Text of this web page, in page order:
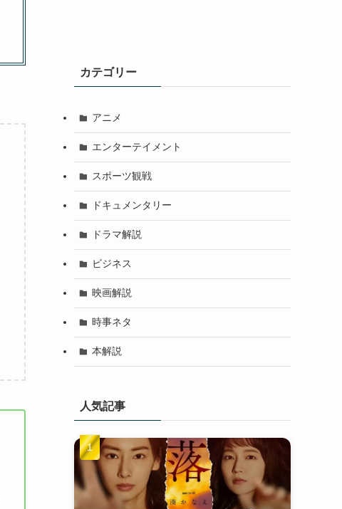
カテゴリー
アニメ
エンターテイメント
スポーツ観戦
ドキュメンタリー
ドラマ解説
ビジネス
映画解説
時事ネタ
本解説
人気記事